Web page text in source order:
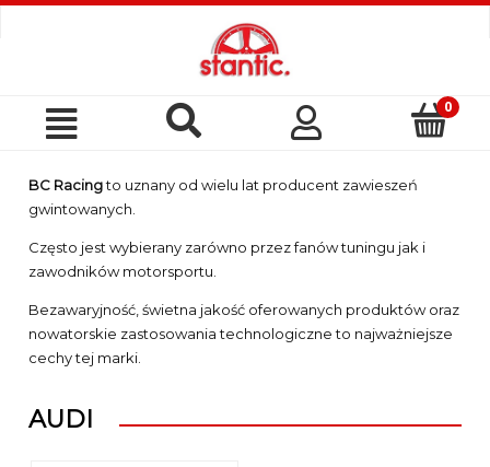
konto
BC Racingto uznany od wielu lat producent zawieszeń
gwintowanych.
Często jest wybierany zarówno przez fanów tuningu jak i
zawodników motorsportu.
Bezawaryjność, świetna jakość oferowanych produktów oraz
nowatorskie zastosowania technologiczne to najważniejsze
cechy tej marki.
AUDI